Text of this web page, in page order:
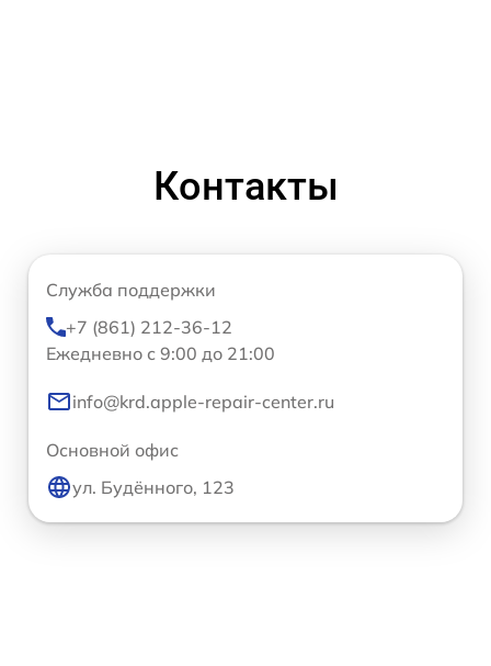
Контакты
Служба поддержки
+7 (861) 212-36-12
Ежедневно с 9:00 до 21:00
info@krd.apple-repair-center.ru
Основной офис
ул. Будённого, 123